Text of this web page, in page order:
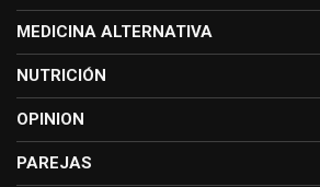
MEDICINA ALTERNATIVA
NUTRICIÓN
OPINION
PAREJAS